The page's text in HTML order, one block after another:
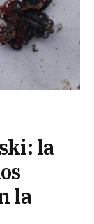
la
la